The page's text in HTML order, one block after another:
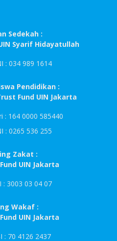
Sedekah :
Syarif Hidayatullah
: 034 989 1614
Pendidikan :
Fund UIN Jakarta
: 164 0000 585440
: 0265 536 255
Zakat :
UIN Jakarta
: 3003 03 04 07
Wakaf :
UIN Jakarta
: 70 4126 2437